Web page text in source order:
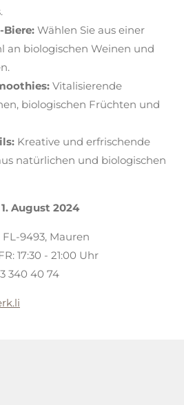
Biere:Wählen Sie aus einer
an biologischen Weinen und
Vitalisierende
biologischen Früchten und
Kreative und erfrischende
natürlichen und biologischen
August 2024
9493, Mauren
17:30 - 21:00 Uhr
340 40 74